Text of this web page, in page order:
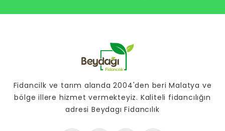
Fidancilk ve tarım alanda 2004'den beri Malatya ve
bölge illere hizmet vermekteyiz. Kaliteli fidancılığın
adresi Beydagı Fidancılık